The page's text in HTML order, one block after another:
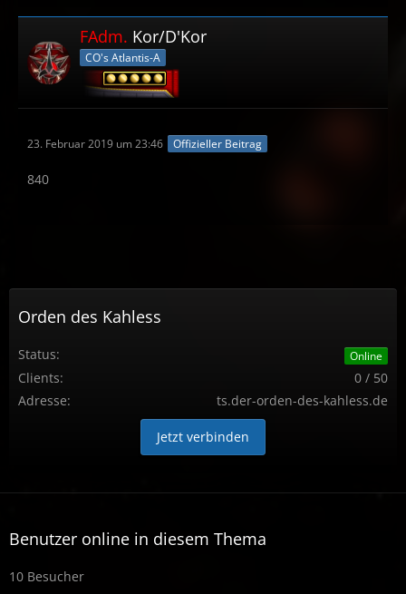
FAdm. Kor/D'Kor
CO's Atlantis-A
23. Februar 2019 um 23:46 Offizieller Beitrag
840
Orden des Kahless
Status: Online
Clients:
0 / 50
Adresse:
ts.der-orden-des-kahless.de
Jetzt verbinden
Benutzer online in diesem Thema
10 Besucher